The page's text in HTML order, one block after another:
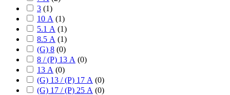
3 (1)
10 А (1)
5.1 А (1)
8.5 А (1)
(G) 8 (0)
8 / (P) 13 А (0)
13 А (0)
(G) 13 / (P) 17 А (0)
(G) 17 / (P) 25 А (0)